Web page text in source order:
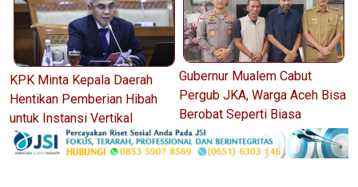
KPK Minta Kepala Daerah
Hentikan Pemberian Hibah
untuk Instansi Vertikal
Gubernur Mualem Cabut
Pergub JKA, Warga Aceh Bisa
Berobat Seperti Biasa